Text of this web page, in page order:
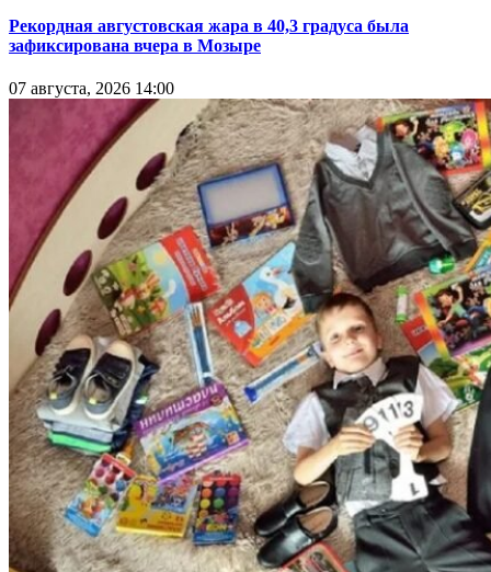
Рекордная августовская жара в 40,3 градуса была
зафиксирована вчера в Мозыре
07 августа, 2026 14:00